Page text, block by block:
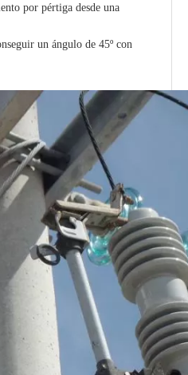
por pértiga desde una
un ángulo de 45º con